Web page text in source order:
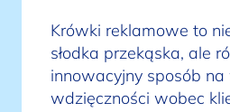
Krówki reklamowe to
słodka przekąska, ale
innowacyjny sposób na
wdzięczności wobec